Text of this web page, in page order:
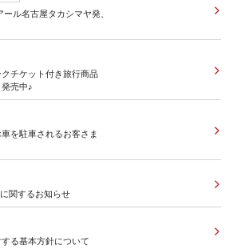
採用情報
会社概要
ホテルパンフレット
ル名古屋タカシマヤ発、
チケット付き旅行商品
発売中♪
を駐車されるお客さま
関するお知らせ
る基本方針について